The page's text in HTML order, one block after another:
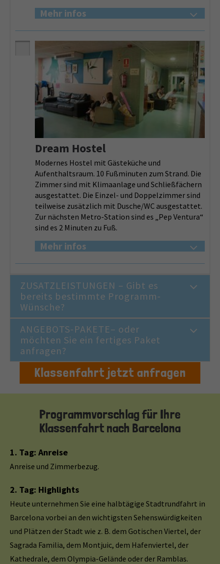
Mehr infos
Dream Hostel
Modernes Hostel mit Gästeküche und
Aufenthaltsraum. 10 Fußminuten zum Strand. Die
Zimmer sind mit Klimaanlage und Schließfächern
ausgestattet. Die Einzel- und Doppelzimmer sind
teilweise zusätzlich mit Dusche/WC ausgestattet.
Zur nächsten Metro-Station sind es „Pep Ventura“
sind es 2 Minuten zu Fuß.
Mehr infos
ZUSATZLEISTUNGEN – Gibt es
bereits bestimmte Programm-
Wünsche?
ANGEBOTS-PAKETE– oder
möchten Sie ein fertiges Paket
anfragen?
Klassenfahrt jetzt anfragen
Programmvorschlag für Ihre
Klassenfahrt nach Barcelona
1. Tag: Anreise
Anreise und Zimmerbezug.
2. Tag: Highlights
Heute unternehmen Sie eine halbtägige Stadtrundfahrt in
Barcelona vorbei an den wichtigsten Sehenswürdigkeiten
und Plätzen der Stadt wie z. B. dem Gotischen Viertel, der
Sagrada Familia, dem Montjuic, dem Hafenviertel, der
Kathedrale, dem Olympia-Gelände oder der Ramblas.